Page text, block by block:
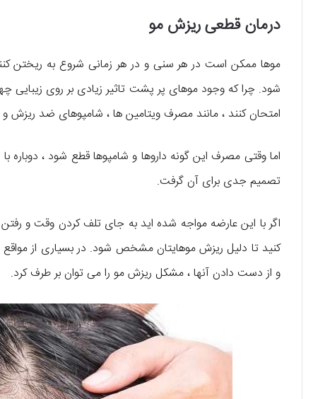
درمان قطعی ریزش مو
موها ممکن است در هر سنی و در هر زمانی شروع به ریختن
شود. چرا که وجود موهای پر پشت تاثیر زیادی بر روی زیبایی
امتحان کنند ، مانند مصرف ویتامین ها ، شامپوهای ضد
اما وقتی مصرف این گونه داروها و شامپوها قطع شود ،
تصمیم جدی برای آن گرفت.
اگر با این عارضه مواجه شده اید به جای تلف کردن وقت و
کنید تا دلیل ریزش موهایتان مشخص شود. در بسیاری از
و از دست دادن آنها ، مشکل ریزش مو را می توان بر طرف کرد.